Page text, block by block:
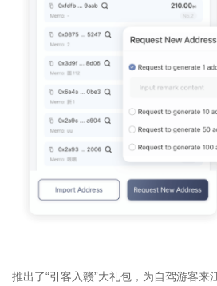
推出了“引客入赣”大礼包，为自驾游客来